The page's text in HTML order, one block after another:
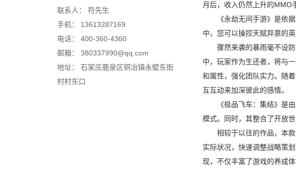
联系人： 符先生
手机： 13613287169
电话： 400-360-4360
邮箱： 380337990@qq.com
地址： 石家庄鹿泉区铜冶镇永壁东街
村村东口
月后，收入仍然上升的MMO
《永劫无间手游》是依据
中，您可以操控天赋异禀的
骤然来袭的暴雨毫不设防
中，玩家作为生还者，将与
和属性，强化团队实力。随
互互动来加深彼此的感情。
《极品飞车：集结》是由
模式。同时，其整合了开放
相较于以往的作品，本款
实际状况，快速调整战略策
现，不仅丰富了游戏的养成